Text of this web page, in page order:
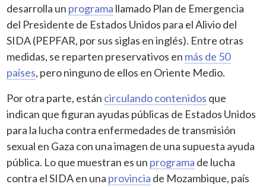
desarrolla un programa llamado Plan de Emergencia
del Presidente de Estados Unidos para el Alivio del
SIDA (PEPFAR, por sus siglas en inglés). Entre otras
medidas, se reparten preservativos en más de 50
países, pero ninguno de ellos en Oriente Medio.
Por otra parte, están circulando contenidos que
indican que figuran ayudas públicas de Estados Unidos
para la lucha contra enfermedades de transmisión
sexual en Gaza con una imagen de una supuesta ayuda
pública. Lo que muestran es un programa de lucha
contra el SIDA en una provincia de Mozambique, país